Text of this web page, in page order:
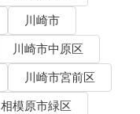
川崎市
川崎市中原区
川崎市宮前区
相模原市緑区